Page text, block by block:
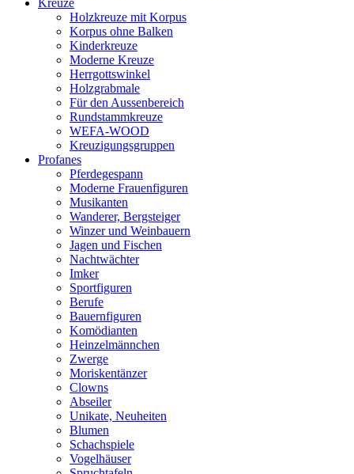
Kreuze
Holzkreuze mit Korpus
Korpus ohne Balken
Kinderkreuze
Moderne Kreuze
Herrgottswinkel
Holzgrabmale
Für den Aussenbereich
Rundstammkreuze
WEFA-WOOD
Kreuzigungsgruppen
Profanes
Pferdegespann
Moderne Frauenfiguren
Musikanten
Wanderer, Bergsteiger
Winzer und Weinbauern
Jagen und Fischen
Nachtwächter
Imker
Sportfiguren
Berufe
Bauernfiguren
Komödianten
Heinzelmännchen
Zwerge
Moriskentänzer
Clowns
Abseiler
Unikate, Neuheiten
Blumen
Schachspiele
Vogelhäuser